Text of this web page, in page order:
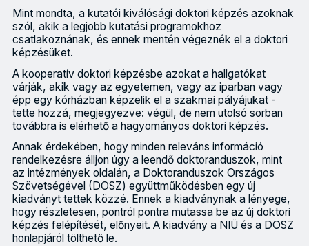
Mint mondta, a kutatói kiválósági doktori képzés azoknak
szól, akik a legjobb kutatási programokhoz
csatlakoznának, és ennek mentén végeznék el a doktori
képzésüket.
A kooperatív doktori képzésbe azokat a hallgatókat
várják, akik vagy az egyetemen, vagy az iparban vagy
épp egy kórházban képzelik el a szakmai pályájukat -
tette hozzá, megjegyezve: végül, de nem utolsó sorban
továbbra is elérhető a hagyományos doktori képzés.
Annak érdekében, hogy minden releváns információ
rendelkezésre álljon úgy a leendő doktoranduszok, mint
az intézmények oldalán, a Doktoranduszok Országos
Szövetségével (DOSZ) együttműködésben egy új
kiadványt tettek közzé. Ennek a kiadványnak a lényege,
hogy részletesen, pontról pontra mutassa be az új doktori
képzés felépítését, előnyeit. A kiadvány a NIÜ és a DOSZ
honlapjáról tölthető le.